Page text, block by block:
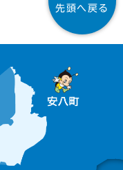
先頭へ戻る